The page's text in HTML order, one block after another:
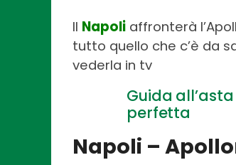
Il Napoli affronterà
tutto quello che c’è da
vederla in tv
Guida
perfetta
Napoli –